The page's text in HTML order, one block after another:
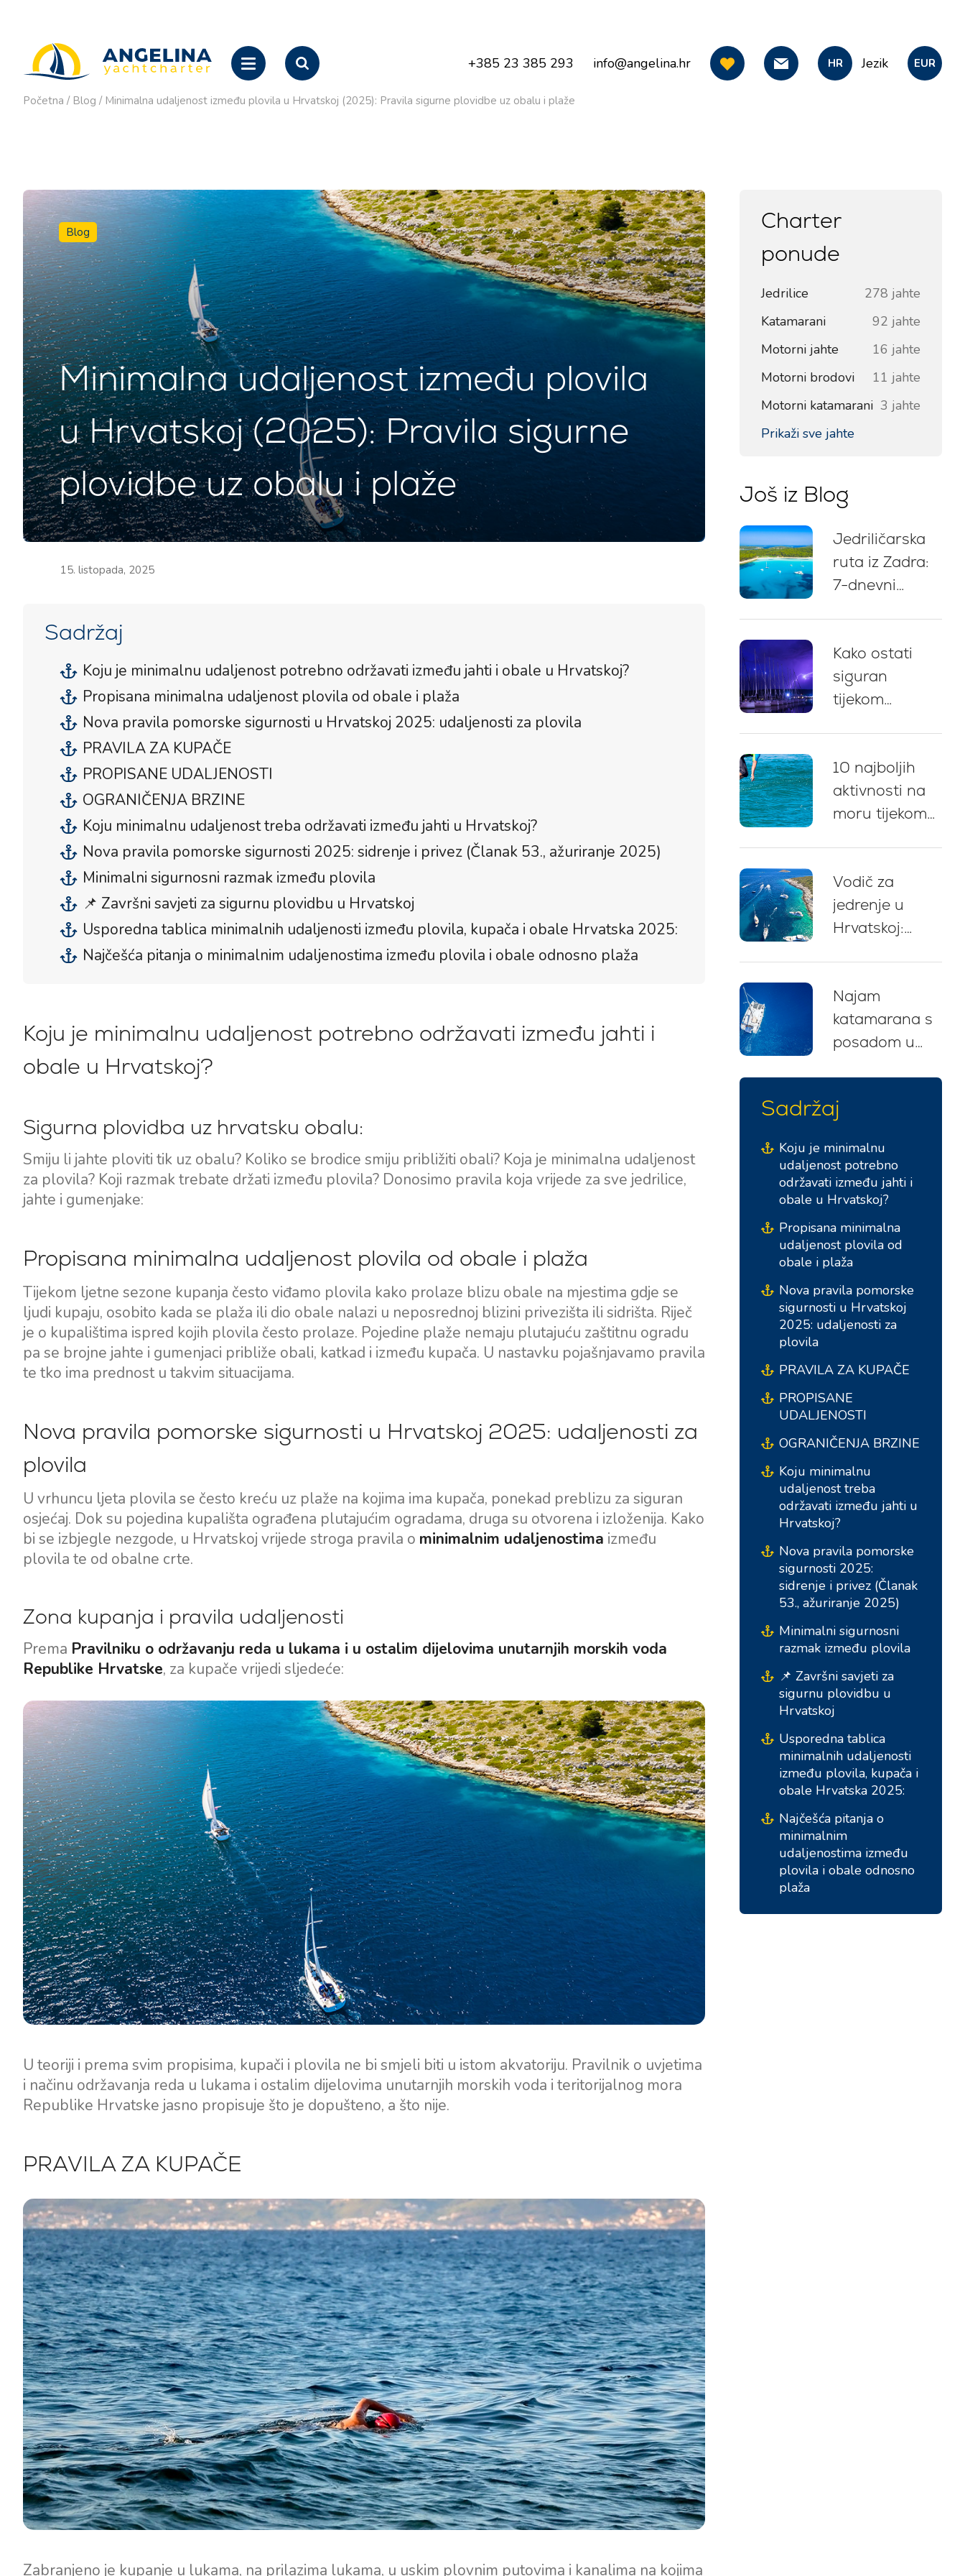
+385 23 385 293 info@angelina.hr HR Jezik EUR
Početna / Blog / Minimalna udaljenost između plovila u Hrvatskoj (2025): Pravila sigurne plovidbe uz obalu i plaže
Blog
Minimalna udaljenost između plovila
u Hrvatskoj (2025): Pravila sigurne
plovidbe uz obalu i plaže
15. listopada, 2025
Sadržaj
Koju je minimalnu udaljenost potrebno održavati između jahti i obale u Hrvatskoj?
Propisana minimalna udaljenost plovila od obale i plaža
Nova pravila pomorske sigurnosti u Hrvatskoj 2025: udaljenosti za plovila
PRAVILA ZA KUPAČE
PROPISANE UDALJENOSTI
OGRANIČENJA BRZINE
Koju minimalnu udaljenost treba održavati između jahti u Hrvatskoj?
Nova pravila pomorske sigurnosti 2025: sidrenje i privez (Članak 53., ažuriranje 2025)
Minimalni sigurnosni razmak između plovila
📌 Završni savjeti za sigurnu plovidbu u Hrvatskoj
Usporedna tablica minimalnih udaljenosti između plovila, kupača i obale Hrvatska 2025:
Najčešća pitanja o minimalnim udaljenostima između plovila i obale odnosno plaža
Koju je minimalnu udaljenost potrebno održavati između jahti i
obale u Hrvatskoj?
Sigurna plovidba uz hrvatsku obalu:
Smiju li jahte ploviti tik uz obalu? Koliko se brodice smiju približiti obali? Koja je minimalna udaljenost
za plovila? Koji razmak trebate držati između plovila? Donosimo pravila koja vrijede za sve jedrilice,
jahte i gumenjake:
Propisana minimalna udaljenost plovila od obale i plaža
Tijekom ljetne sezone kupanja često viđamo plovila kako prolaze blizu obale na mjestima gdje se
ljudi kupaju, osobito kada se plaža ili dio obale nalazi u neposrednoj blizini privezišta ili sidrišta. Riječ
je o kupalištima ispred kojih plovila često prolaze. Pojedine plaže nemaju plutajuću zaštitnu ogradu
pa se brojne jahte i gumenjaci približe obali, katkad i između kupača. U nastavku pojašnjavamo pravila
te tko ima prednost u takvim situacijama.
Nova pravila pomorske sigurnosti u Hrvatskoj 2025: udaljenosti za
plovila
U vrhuncu ljeta plovila se često kreću uz plaže na kojima ima kupača, ponekad preblizu za siguran
osjećaj. Dok su pojedina kupališta ograđena plutajućim ogradama, druga su otvorena i izloženija. Kako
bi se izbjegle nezgode, u Hrvatskoj vrijede stroga pravila o minimalnim udaljenostima između
plovila te od obalne crte.
Zona kupanja i pravila udaljenosti
Prema Pravilniku o održavanju reda u lukama i u ostalim dijelovima unutarnjih morskih voda
Republike Hrvatske, za kupače vrijedi sljedeće:
U teoriji i prema svim propisima, kupači i plovila ne bi smjeli biti u istom akvatoriju. Pravilnik o uvjetima
i načinu održavanja reda u lukama i ostalim dijelovima unutarnjih morskih voda i teritorijalnog mora
Republike Hrvatske jasno propisuje što je dopušteno, a što nije.
PRAVILA ZA KUPAČE
Zabranjeno je kupanje u lukama, na prilazima lukama, u uskim plovnim putovima i kanalima na kojima
Charter
ponude
Jedrilice
278 jahte
Katamarani
92 jahte
Motorni jahte
16 jahte
Motorni brodovi
11 jahte
Motorni katamarani 3 jahte
Prikaži sve jahte
Još iz Blog
Jedriličarska
ruta iz Zadra:
7-dnevni
kupališta i
savjeti za
privez
Kako ostati
siguran
tijekom
plovidbi u
Hrvatskoj: 5
ključnih
10 najboljih
aktivnosti na
moru tijekom
Vodič za
jedrenje u
Hrvatskoj:
preporuke za
početnike
(2026)
Najam
katamarana s
posadom u
bezbrižan bijeg
na jedra
Sadržaj
Koju je minimalnu
udaljenost potrebno
održavati između jahti i
obale u Hrvatskoj?
Propisana minimalna
udaljenost plovila od
obale i plaža
Nova pravila pomorske
sigurnosti u Hrvatskoj
2025: udaljenosti za
plovila
PRAVILA ZA KUPAČE
PROPISANE
UDALJENOSTI
OGRANIČENJA BRZINE
Koju minimalnu
udaljenost treba
održavati između jahti u
Hrvatskoj?
Nova pravila pomorske
sigurnosti 2025:
sidrenje i privez (Članak
53., ažuriranje 2025)
Minimalni sigurnosni
razmak između plovila
📌 Završni savjeti za
sigurnu plovidbu u
Hrvatskoj
Usporedna tablica
minimalnih udaljenosti
između plovila, kupača i
obale Hrvatska 2025:
Najčešća pitanja o
minimalnim
udaljenostima između
plovila i obale odnosno
plaža
Kontakt
Novosti / Blog
O nama
Partneri
Jedrilice
Motorni brodovi
Katamarani
Motorne jahte
Najam bez posade
Najam sa skiperom
Valovie - Asistent za
Jedrenje
Bali katamarani za najam
Zadarska Regija
Biograd na Moru
Kvarner
Marina Kremik, Primošten
Marina Frapa, Rogoznica
Marina Trogir - SCT
Komolac
Središnje baze
Marina Šangulin, Biograd
ACI Marina Vodice
D-Marin Dalmacija,
Sukošan
Sjeverne baze
Pula, ACI Marina Pomer
Pula, Marina Polesana
Marina Punat, Krk
Marina Lošinj, Mali Lošinj